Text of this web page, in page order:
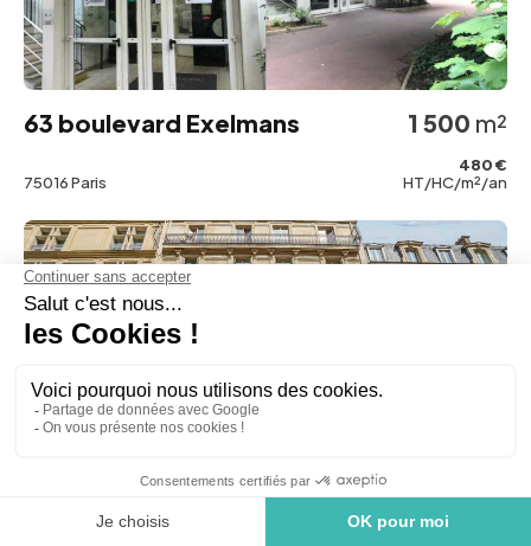
63 boulevard Exelmans
75016 Paris
1 500 m²
480 €
HT/HC/m²/an
6 rue de Téhéran 549m²